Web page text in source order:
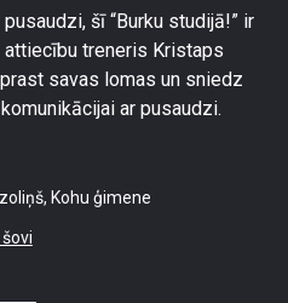
šī “Burku studijā!” ir
attiecību treneris Kristaps
savas lomas un sniedz
ar pusaudzi.
Kohu ģimene